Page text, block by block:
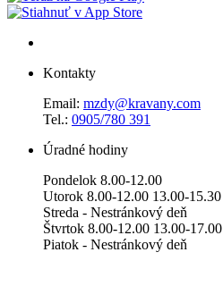
Kontakty
Email: mzdy@kravany.com
Tel.: 0905/780 391
Úradné hodiny
Pondelok 8.00-12.00
Utorok 8.00-12.00 13.00-15.30
Streda - Nestránkový deň
Štvrtok 8.00-12.00 13.00-17.00
Piatok - Nestránkový deň